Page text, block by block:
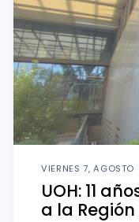
VIERNES 7, AGOSTO
UOH: 11
a la Región